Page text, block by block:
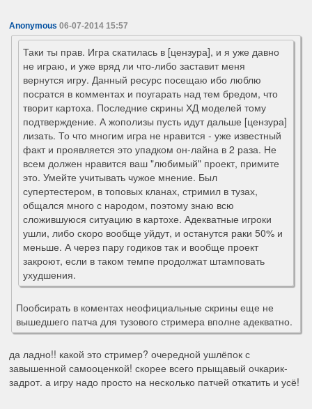
Anonymous 06-07-2014 15:57
Таки ты прав. Игра скатилась в [цензура], и я уже давно
не играю, и уже вряд ли что-либо заставит меня
вернутся игру. Данный ресурс посещаю ибо люблю
посратся в комментах и поугарать над тем бредом, что
творит картоха. Последние скрины ХД моделей тому
подтверждение. А жополизы пусть идут дальше [цензура]
лизать. То что многим игра не нравится - уже известный
факт и проявляется это упадком он-лайна в 2 раза. Не
всем должен нравится ваш "любимый" проект, примите
это. Умейте учитывать чужое мнение. Был
супертестером, в топовых кланах, стримил в тузах,
общался много с народом, поэтому знаю всю
сложившуюся ситуацию в картохе. Адекватные игроки
ушли, либо скоро вообще уйдут, и останутся раки 50% и
меньше. А через пару годиков так и вообще проект
закроют, если в таком темпе продолжат штамповать
ухудшения.
Пообсирать в коментах неофициальные скрины еще не
вышедшего патча для тузового стримера вполне адекватно.
да ладно!! какой это стример? очередной ушлёпок с
завышенной самооценкой! скорее всего прыщавый очкарик-
задрот. а игру надо просто на несколько патчей откатить и усё!